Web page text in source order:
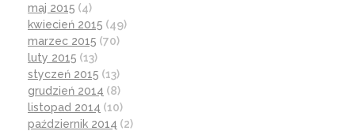
maj 2015 (4)
kwiecień 2015 (49)
marzec 2015 (70)
luty 2015 (13)
styczeń 2015 (13)
grudzień 2014 (8)
listopad 2014 (10)
październik 2014 (2)